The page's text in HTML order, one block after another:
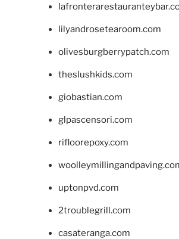
lilyandrosetearoom.com
olivesburgberrypatch.com
theslushkids.com
giobastian.com
glpascensori.com
rifloorepoxy.com
uptonpvd.com
2troublegrill.com
casateranga.com